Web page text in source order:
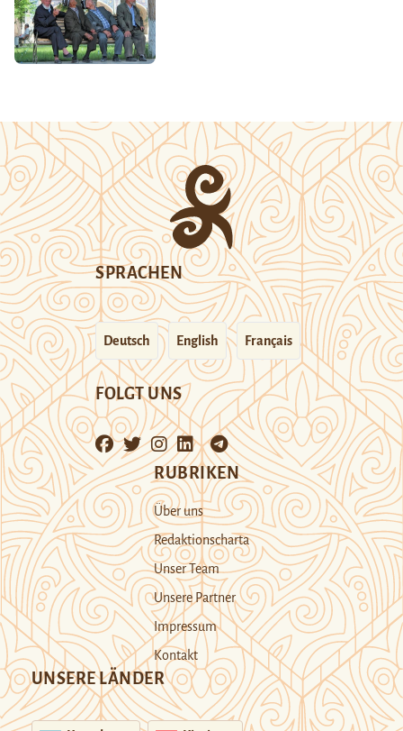
SPRACHEN
Deutsch English Français
FOLGT UNS
RUBRIKEN
Über uns
Redaktionscharta
Unser Team
Unsere Partner
Impressum
Kontakt
UNSERE LÄNDER